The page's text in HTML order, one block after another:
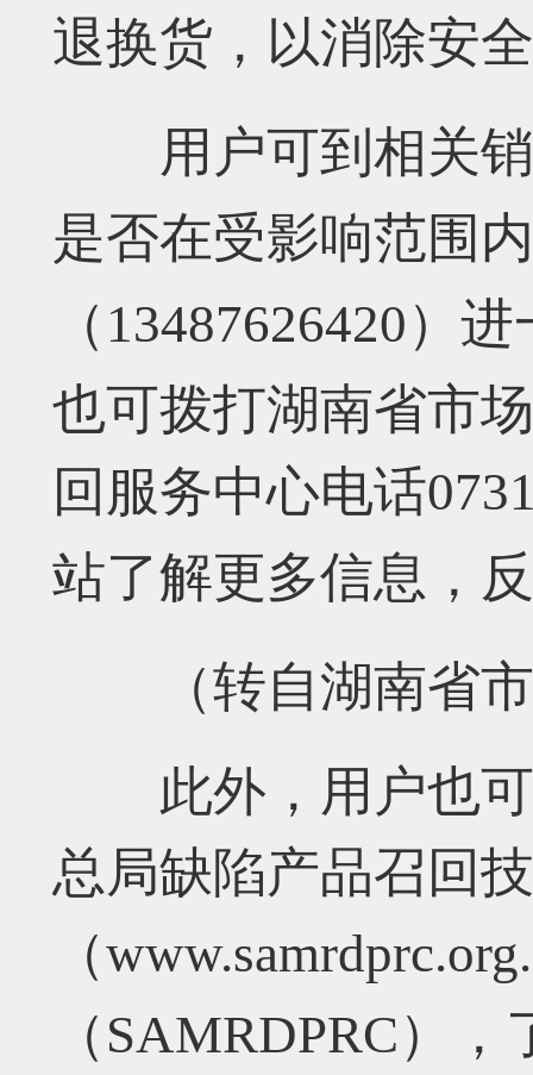
退换货， 以消除安
用户可到相关
是否在受影响范围
（ 13487626420）
也可拨打湖南省市
回服务中心电话
站了解更多信息，
（转自湖南省市
此外，用户也
总局缺陷产品召回
（
（SAMRDPRC）